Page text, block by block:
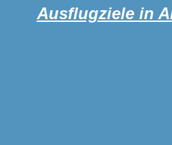
Ausflugziele in